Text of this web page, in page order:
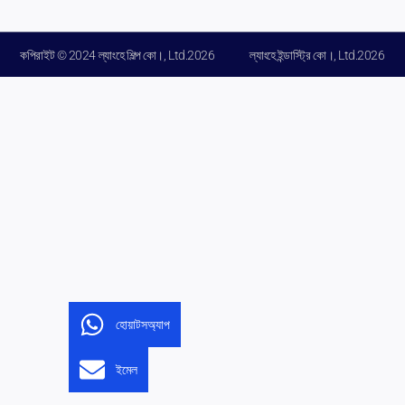
কপিরাইট © 2024 ল্যাংহে শিল্প কো।, Ltd.2026 ল্যাংহে ইন্ডাস্ট্রি কো।, Ltd.2026
হোয়াটসঅ্যাপ
ইমেল